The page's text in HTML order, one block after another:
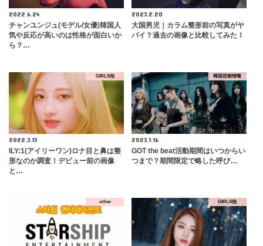
2022.6.24
チャンユンジュ(モデル/女優)韓国人
気や反応が高いのは性格が面白いか
ら？…
2023.2.20
大国男児｜カラム整形前の写真がヤ
バイ？過去の画像と比較してみた！
GIRLS他
2022.3.13
ILY:1(アイリーワン)ロナ目と鼻は整
形なのか調査！デビュー前の画像
と…
韓国芸能情報
2023.1.16
GOT the beat活動期間はいつからい
つまで？期間限定で略した呼び…
other GIRLS他